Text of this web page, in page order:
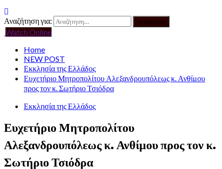
Αναζήτηση για:
Watch Online
Home
NEW POST
Εκκλησία της Ελλάδος
Ευχετήριο Μητροπολίτου Αλεξανδρουπόλεως κ. Ανθίμου
προς τον κ. Σωτήριο Τσιόδρα
Εκκλησία της Ελλάδος
Ευχετήριο Μητροπολίτου
Αλεξανδρουπόλεως κ. Ανθίμου προς τον κ.
Σωτήριο Τσιόδρα